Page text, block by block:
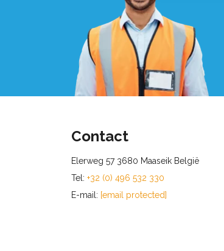
Contact
Elerweg 57 3680 Maaseik België
Tel: +32 (0) 496 532 330
E-mail: [email protected]